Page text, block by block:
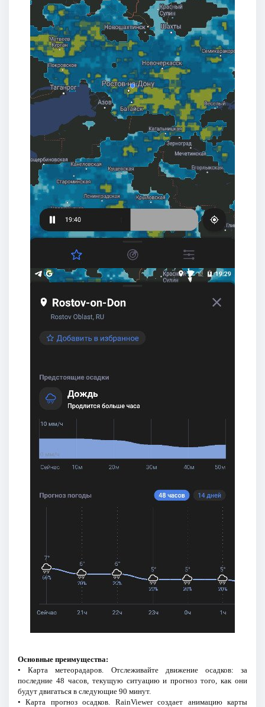
Основные преимущества:
• Карта метеорадаров. Отслеживайте движение осадков: за
последние 48 часов, текущую ситуацию и прогноз того, как они
будут двигаться в следующие 90 минут.
• Карта прогноз осадков. RainViewer создает анимацию карты